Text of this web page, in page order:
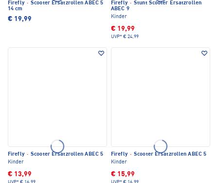
Firefly · Scooter Ersatzrollen ABEC 5
14 cm
€ 19,99
Firefly · Stunt Scooter Ersatzrollen
ABEC 9
Kinder
€ 19,99
UVP* € 24,99
Firefly · Scooter Ersatzrollen ABEC 5
Kinder
€ 13,99
Firefly · Scooter Ersatzrollen ABEC 5
Kinder
€ 15,99